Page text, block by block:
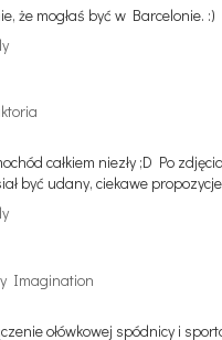
że mogłaś być w Barcelonie. :)
całkiem niezły ;D Po
być udany, ciekawe
Imagination
ołówkowej spódnicy i